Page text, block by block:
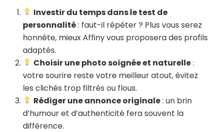
Investir du temps dans le test de
personnalité: faut-il répéter ? Plus vous serez
honnête, mieux Affiny vous proposera des profils
adaptés.
Choisir une photo soignée et naturelle:
votre sourire reste votre meilleur atout, évitez
les clichés trop filtrés ou flous.
Rédiger une annonce originale: un brin
d’humour et d’authenticité fera souvent la
différence.